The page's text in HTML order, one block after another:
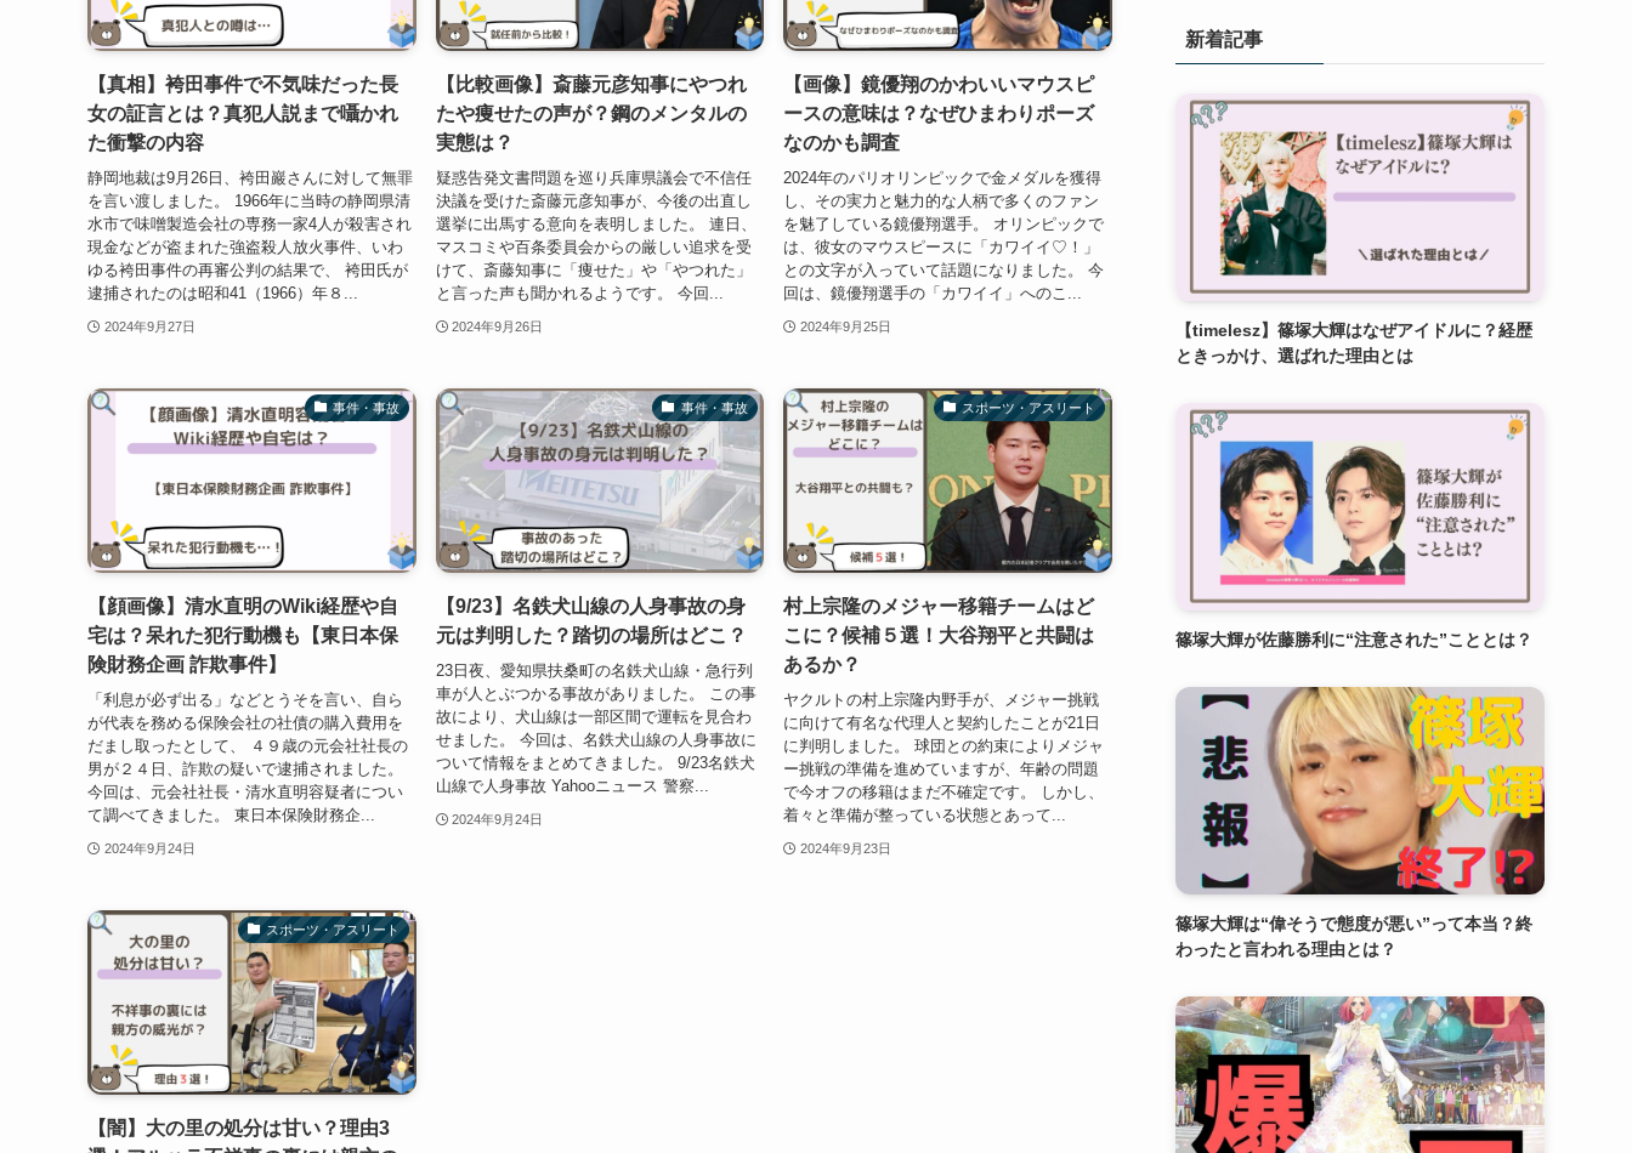
【真相】袴田事件で不気味だった長
女の証言とは？真犯人説まで囁かれ
た衝撃の内容
静岡地裁は9月26日、袴田巖さんに対して無罪
を言い渡しました。 1966年に当時の静岡県清
水市で味噌製造会社の専務一家4人が殺害され
現金などが盗まれた強盗殺人放火事件、いわ
ゆる袴田事件の再審公判の結果で、 袴田氏が
逮捕されたのは昭和41（1966）年８...
2024年9月27日
【比較画像】斎藤元彦知事にやつれ
たや痩せたの声が？鋼のメンタルの
実態は？
疑惑告発文書問題を巡り兵庫県議会で不信任
決議を受けた斎藤元彦知事が、今後の出直し
選挙に出馬する意向を表明しました。 連日、
マスコミや百条委員会からの厳しい追求を受
けて、斎藤知事に「痩せた」や「やつれた」
と言った声も聞かれるようです。 今回...
2024年9月26日
【画像】鏡優翔のかわいいマウスピ
ースの意味は？なぜひまわりポーズ
なのかも調査
2024年のパリオリンピックで金メダルを獲得
し、その実力と魅力的な人柄で多くのファン
を魅了している鏡優翔選手。 オリンピックで
は、彼女のマウスピースに「カワイイ♡！」
との文字が入っていて話題になりました。 今
回は、鏡優翔選手の「カワイイ」へのこ...
2024年9月25日
事件・事故
【顔画像】清水直明のWiki経歴や自
宅は？呆れた犯行動機も【東日本保
険財務企画 詐欺事件】
「利息が必ず出る」などとうそを言い、自ら
が代表を務める保険会社の社債の購入費用を
だまし取ったとして、 ４９歳の元会社社長の
男が２４日、詐欺の疑いで逮捕されました。
今回は、元会社社長・清水直明容疑者につい
て調べてきました。 東日本保険財務企...
2024年9月24日
事件・事故
【9/23】名鉄犬山線の人身事故の身
元は判明した？踏切の場所はどこ？
23日夜、愛知県扶桑町の名鉄犬山線・急行列
車が人とぶつかる事故がありました。 この事
故により、犬山線は一部区間で運転を見合わ
せました。 今回は、名鉄犬山線の人身事故に
ついて情報をまとめてきました。 9/23名鉄犬
山線で人身事故 Yahooニュース 警察...
2024年9月24日
スポーツ・アスリート
村上宗隆のメジャー移籍チームはど
こに？候補５選！大谷翔平と共闘は
あるか？
ヤクルトの村上宗隆内野手が、メジャー挑戦
に向けて有名な代理人と契約したことが21日
に判明しました。 球団との約束によりメジャ
ー挑戦の準備を進めていますが、年齢の問題
で今オフの移籍はまだ不確定です。 しかし、
着々と準備が整っている状態とあって...
2024年9月23日
スポーツ・アスリート
【闇】大の里の処分は甘い？理由3
新着記事
【timelesz】篠塚大輝はなぜアイドルに？経歴
ときっかけ、選ばれた理由とは
篠塚大輝が佐藤勝利に“注意された”こととは？
篠塚大輝は“偉そうで態度が悪い”って本当？終
わったと言われる理由とは？